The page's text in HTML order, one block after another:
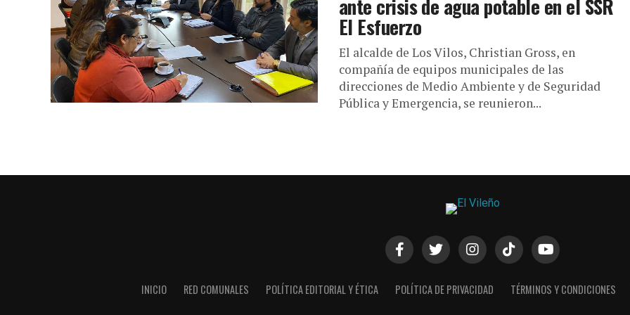
ante crisis de agua potable en el SSR
El Esfuerzo
El alcalde de Los Vilos, Christian Gross, en
compañía de equipos municipales de las
direcciones de Medio Ambiente y de Seguridad
Pública y Emergencia, se reunieron...
INICIO RED COMUNALES POLÍTICA EDITORIAL Y ÉTICA POLÍTICA DE PRIVACIDAD TÉRMINOS Y CONDICIONES